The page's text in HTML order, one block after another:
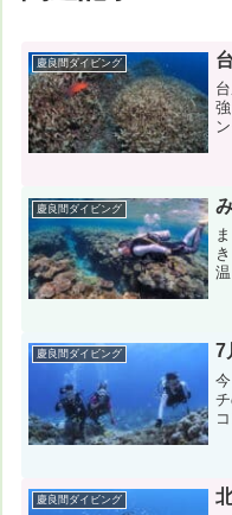
慶良間ダイビング
慶良間ダイビング
慶良間ダイビング 7
慶良間ダイビング